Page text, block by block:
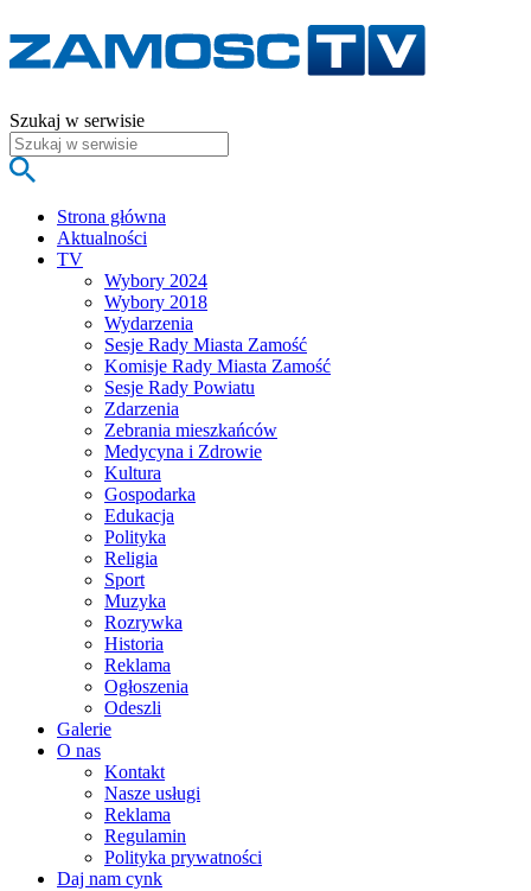
Szukaj w serwisie
Strona główna
Aktualności
TV
Wybory 2024
Wybory 2018
Wydarzenia
Sesje Rady Miasta Zamość
Komisje Rady Miasta Zamość
Sesje Rady Powiatu
Zdarzenia
Zebrania mieszkańców
Medycyna i Zdrowie
Kultura
Gospodarka
Edukacja
Polityka
Religia
Sport
Muzyka
Rozrywka
Historia
Reklama
Ogłoszenia
Odeszli
Galerie
O nas
Kontakt
Nasze usługi
Reklama
Regulamin
Polityka prywatności
Daj nam cynk